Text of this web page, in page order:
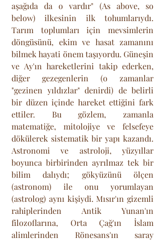
aşağıda da o vardır" (As above, so
below) ilkesinin ilk tohumlarıydı.
Tarım toplumları için mevsimlerin
döngüsünü, ekim ve hasat zamanını
bilmek hayati önem taşıyordu. Güneşin
ve Ay'ın hareketlerini takip ederken,
diğer gezegenlerin (o zamanlar
"gezinen yıldızlar" denirdi) de belirli
bir düzen içinde hareket ettiğini fark
ettiler. Bu gözlem, zamanla
matematiğe, mitolojiye ve felsefeye
dökülerek sistematik bir yapı kazandı.
Astronomi ve astroloji, yüzyıllar
boyunca birbirinden ayrılmaz tek bir
bilim dalıydı; gökyüzünü ölçen
(astronom) ile onu yorumlayan
(astrolog) aynı kişiydi. Mısır'ın gizemli
rahiplerinden Antik Yunan'ın
filozoflarına, Orta Çağ'ın İslam
alimlerinden Rönesans'ın saray